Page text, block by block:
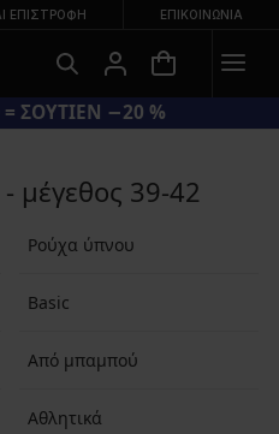
ΕΠΙΣΤΡΟΦΉ ΕΠΙΚΟΙΝΩΝΊΑ
ΣΟΥΤΙΕΝ −20 %
μέγεθος 39-42
Ρούχα ύπνου
Basic
Από μπαμπού
Αθλητικά